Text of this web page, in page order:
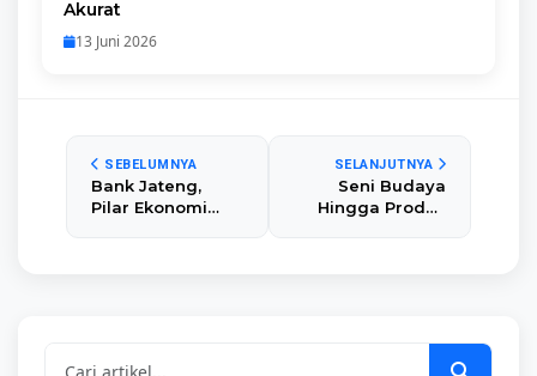
Akurat
13 Juni 2026
SEBELUMNYA
Bank Jateng,
Pilar Ekonomi
SELANJUTNYA
Seni Budaya
Hingga Produk